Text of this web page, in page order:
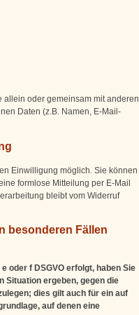
allein oder gemeinsam mit anderen
Daten (z.B. Namen, E-Mail-
Einwilligung möglich. Sie können
formlose Mitteilung per E-Mail
bleibt vom Widerruf
besonderen Fällen
oder f DSGVO erfolgt, haben Sie
Situation ergeben, gegen die
dies gilt auch für ein auf
auf denen eine